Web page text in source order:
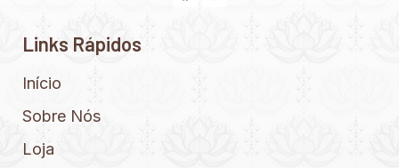
Links Rápidos
Início
Sobre Nós
Loja